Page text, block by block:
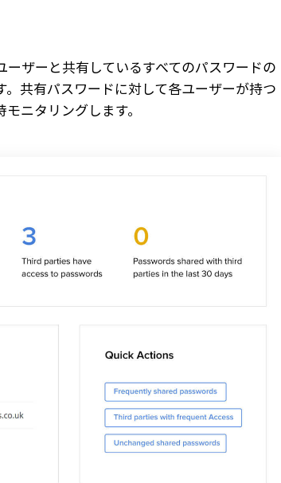
ーザーと共有しているすべてのパスワードの
。共有パスワードに対して各ユーザーが持つ
ニタリングします。